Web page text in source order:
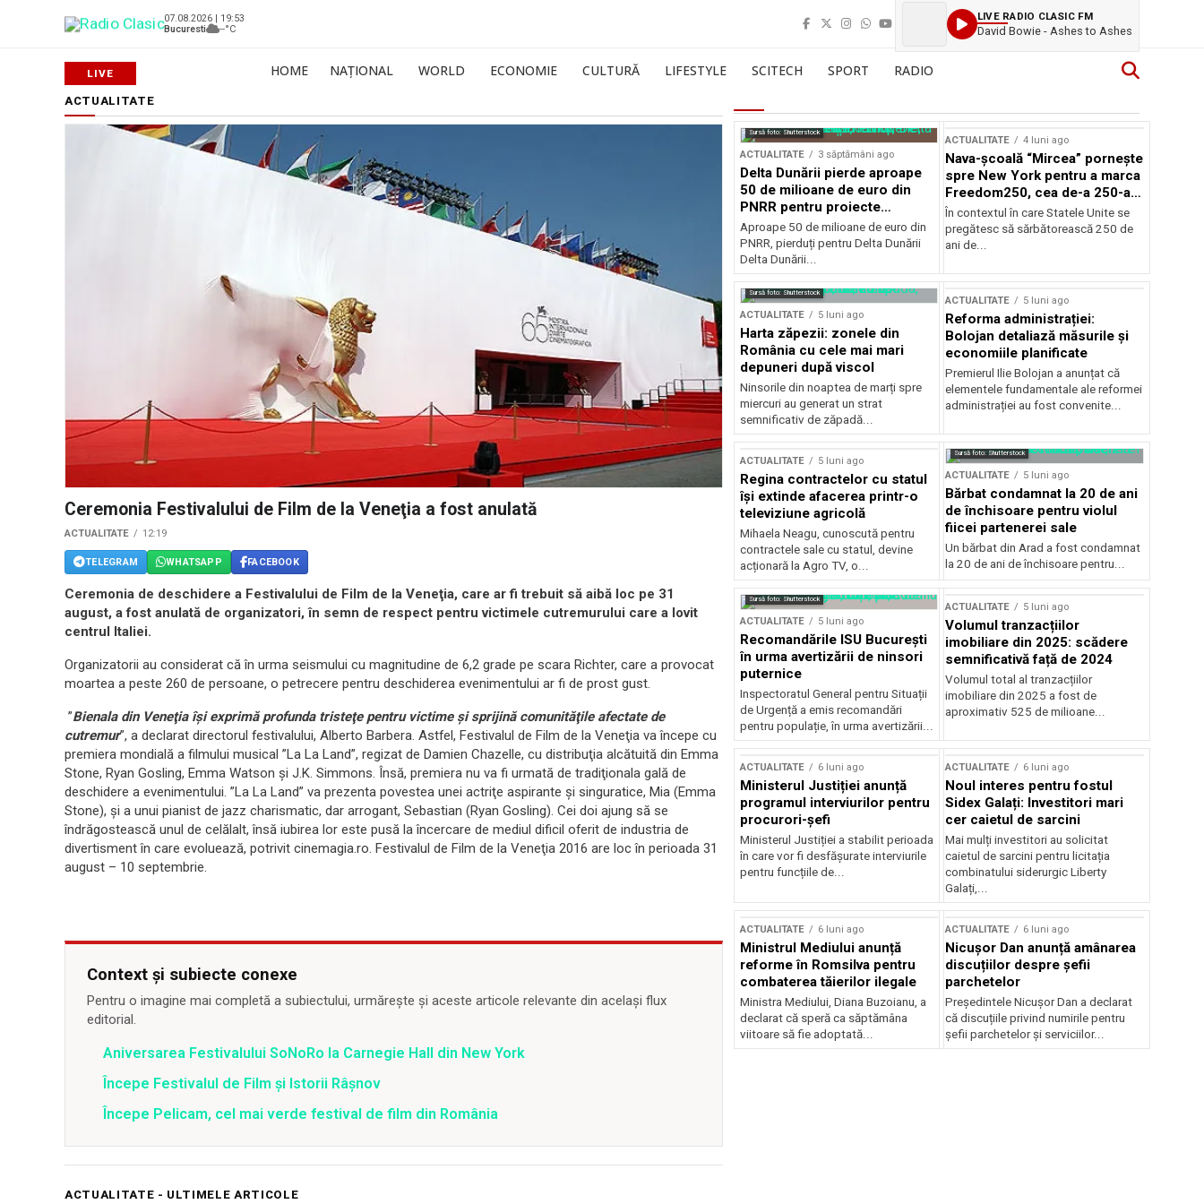
07.08.2026 | 19:53
Bucuresti
--°C
LIVE RADIO CLASIC FM
David Bowie - Ashes to Ashes
HOME NAȚIONAL WORLD ECONOMIE CULTURĂ LIFESTYLE SCITECH SPORT RADIO
ACTUALITATE
Ceremonia Festivalului de Film de la Veneţia a fost anulată
ACTUALITATE 12:19
TELEGRAM WHATSAPP FACEBOOK
Ceremonia de deschidere a Festivalului de Film de la Veneţia, care ar fi trebuit să aibă loc pe 31
august, a fost anulată de organizatori, în semn de respect pentru victimele cutremurului care a lovit
centrul Italiei.
Organizatorii au considerat că în urma seismului cu magnitudine de 6,2 grade pe scara Richter, care a provocat
moartea a peste 260 de persoane, o petrecere pentru deschiderea evenimentului ar fi de prost gust.
”Bienala din Veneţia îşi exprimă profunda tristeţe pentru victime şi sprijină comunităţile afectate de
cutremur”, a declarat directorul festivalului, Alberto Barbera. Astfel, Festivalul de Film de la Veneţia va începe cu
premiera mondială a filmului musical ”La La Land”, regizat de Damien Chazelle, cu distribuţia alcătuită din Emma
Stone, Ryan Gosling, Emma Watson şi J.K. Simmons. Însă, premiera nu va fi urmată de tradiţionala gală de
deschidere a evenimentului. ”La La Land” va prezenta povestea unei actriţe aspirante şi singuratice, Mia (Emma
Stone), şi a unui pianist de jazz charismatic, dar arrogant, Sebastian (Ryan Gosling). Cei doi ajung să se
îndrăgostească unul de celălalt, însă iubirea lor este pusă la încercare de mediul dificil oferit de industria de
divertisment în care evoluează, potrivit cinemagia.ro. Festivalul de Film de la Veneţia 2016 are loc în perioada 31
august – 10 septembrie.
Context și subiecte conexe
Pentru o imagine mai completă a subiectului, urmărește și aceste articole relevante din același flux
editorial.
Aniversarea Festivalului SoNoRo la Carnegie Hall din New York
Începe Festivalul de Film și Istorii Râșnov
Începe Pelicam, cel mai verde festival de film din România
Sursă foto: Shutterstock
ACTUALITATE 3 săptămâni ago
Delta Dunării pierde aproape
50 de milioane de euro din
PNRR pentru proiecte
esențiale
Aproape 50 de milioane de euro din
PNRR, pierduți pentru Delta Dunării
Delta Dunării...
ACTUALITATE 4 luni ago
Nava-școală “Mircea” pornește
spre New York pentru a marca
Freedom250, cea de-a 250-a
aniversare a Statelor Unite
În contextul în care Statele Unite se
pregătesc să sărbătorească 250 de
ani de...
Sursă foto: Shutterstock
ACTUALITATE 5 luni ago
Harta zăpezii: zonele din
România cu cele mai mari
depuneri după viscol
Ninsorile din noaptea de marți spre
miercuri au generat un strat
semnificativ de zăpadă...
ACTUALITATE 5 luni ago
Reforma administrației:
Bolojan detaliază măsurile și
economiile planificate
Premierul Ilie Bolojan a anunțat că
elementele fundamentale ale reformei
administrației au fost convenite...
ACTUALITATE 5 luni ago
Regina contractelor cu statul
își extinde afacerea printr-o
televiziune agricolă
Mihaela Neagu, cunoscută pentru
contractele sale cu statul, devine
acționară la Agro TV, o...
Sursă foto: Shutterstock
ACTUALITATE 5 luni ago
Bărbat condamnat la 20 de ani
de închisoare pentru violul
fiicei partenerei sale
Un bărbat din Arad a fost condamnat
la 20 de ani de închisoare pentru...
Sursă foto: Shutterstock
ACTUALITATE 5 luni ago
Recomandările ISU București
în urma avertizării de ninsori
puternice
Inspectoratul General pentru Situații
de Urgență a emis recomandări
pentru populație, în urma avertizării...
ACTUALITATE 5 luni ago
Volumul tranzacțiilor
imobiliare din 2025: scădere
semnificativă față de 2024
Volumul total al tranzacțiilor
imobiliare din 2025 a fost de
aproximativ 525 de milioane...
ACTUALITATE 6 luni ago
Ministerul Justiției anunță
programul interviurilor pentru
procurori-șefi
Ministerul Justiției a stabilit perioada
în care vor fi desfășurate interviurile
pentru funcțiile de...
ACTUALITATE 6 luni ago
Noul interes pentru fostul
Sidex Galați: Investitori mari
cer caietul de sarcini
Mai mulți investitori au solicitat
caietul de sarcini pentru licitația
combinatului siderurgic Liberty
Galați,...
ACTUALITATE 6 luni ago
Ministrul Mediului anunță
reforme în Romsilva pentru
combaterea tăierilor ilegale
Ministra Mediului, Diana Buzoianu, a
declarat că speră ca săptămâna
viitoare să fie adoptată...
ACTUALITATE 6 luni ago
Nicușor Dan anunță amânarea
discuțiilor despre șefii
parchetelor
Președintele Nicușor Dan a declarat
că discuțiile privind numirile pentru
șefii parchetelor și serviciilor...
ACTUALITATE - ULTIMELE ARTICOLE